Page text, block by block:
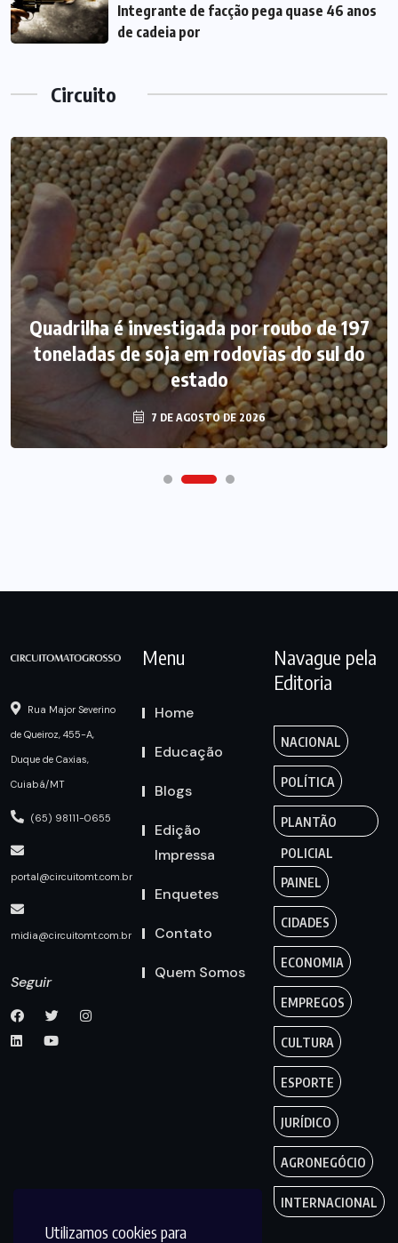
Utilizamos cookies para
Integrante de facção pega quase 46 anos
de cadeia por
Circuito
Quadrilha é investigada por roubo de 197
toneladas de soja em rodovias do sul do
estado
7 DE AGOSTO DE 2026
Rua Major Severino
de Queiroz, 455-A,
Duque de Caxias,
Cuiabá/MT
(65) 98111-0655
portal@circuitomt.com.br
midia@circuitomt.com.br
Seguir
Menu
Home
Educação
Blogs
Edição
Impressa
Enquetes
Contato
Quem Somos
Navague pela
Editoria
NACIONAL
POLÍTICA
PLANTÃO
POLICIAL
PAINEL
CIDADES
ECONOMIA
EMPREGOS
CULTURA
ESPORTE
JURÍDICO
AGRONEGÓCIO
INTERNACIONAL